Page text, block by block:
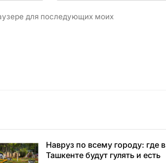
для последующих моих
Навруз по всему городу: где в
Ташкенте будут гулять и есть